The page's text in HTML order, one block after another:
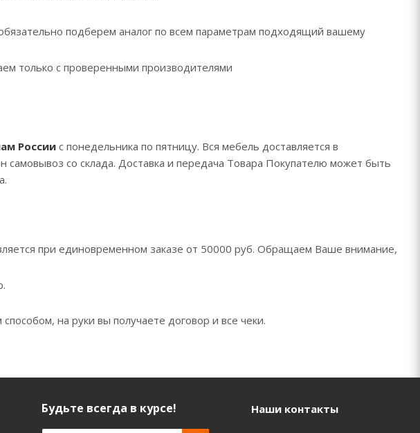
подберем аналог по всем параметрам подходящий вашему
только с проверенными производителями
России с понедельника по пятницу. Вся мебель доставляется в
самовывоз со склада. Доставка и передача Товара Покупателю может быть
при единовременном заказе от 50000 руб. Обращаем Ваше внимание,
на руки вы получаете договор и все чеки.
Будьте всегда в курсе! Наши контакты